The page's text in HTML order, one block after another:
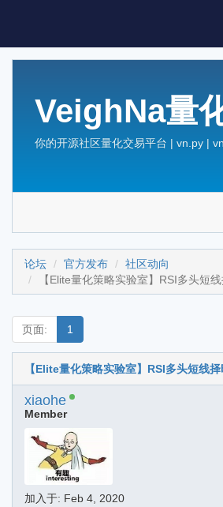
VeighNa量
你的开源社区量化交易平台 | vn.py |
论坛 官方发布
社区动向
【Elite量化策略实验室】RSI多头短
页面: 1
【Elite量化策略实验室】RSI多头短线
xiaohe
Member
加入于: Feb 4, 2020